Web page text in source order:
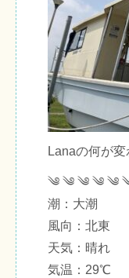
Lanaの何が
༄ ༄ ༄ ༄ ༄
潮：大潮
風向：北東
天気：晴れ
気温：29℃